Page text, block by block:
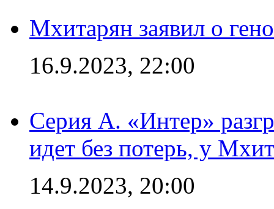
Мхитарян заявил о
16.9.2023, 22:00
Серия А. «Интер»
идет без потерь, у
14.9.2023, 20:00